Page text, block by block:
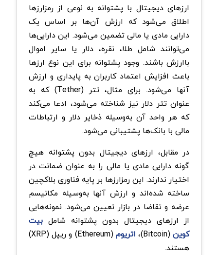
ارزهای دیجیتال با پشتوانه به نوعی از رمزارزها
اطلاق می‌شود که ارزش آن‌ها بر اساس یک
دارایی مادی یا مالی تضمین می‌شود. این دارایی‌ها
می‌توانند شامل طلا، نقره، دلار یا سایر اموال
باارزش باشند. وجود پشتوانه برای این نوع ارزها
باعث افزایش اعتماد کاربران به پایداری و ارزش
آنها می‌شود. برای مثال، تتر (Tether) که به
عنوان تتر دلار نیز شناخته می‌شود، ادعا می‌کند
که هر واحد آن به‌وسیله ذخایر دلار و ارتباطات
مالی با بانک‌ها پشتیبانی می‌شود.
در مقابل، ارزهای دیجیتال بدون پشتوانه هیچ
گونه دارایی مادی یا مالی را به عنوان ضمانت در
اختیار ندارند. این رمزارزها بر پایه فناوری بلاکچین
ساخته شده‌اند و ارزش آنها به‌وسیله مکانیسم
عرضه و تقاضا در بازار تعیین می‌شود. نمونه‌هایی
از ارزهای دیجیتال بدون پشتوانه شامل بیت‌
کوین(Bitcoin)، اتریوم
(Ethereum) و ریپل (XRP)
هستند.